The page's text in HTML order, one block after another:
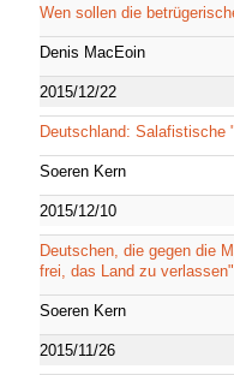
Wen sollen die
Denis MacEoin
2015/12/22
Deutschland: Salafistische
Soeren Kern
2015/12/10
Deutschen, die gegen die
frei, das Land zu verlassen"
Soeren Kern
2015/11/26